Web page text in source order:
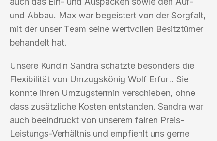
und Abbau. Max war begeistert von der Sorgfalt,
mit der unser Team seine wertvollen Besitztümer
behandelt hat.
Unsere Kundin Sandra schätzte besonders die
Flexibilität von Umzugskönig Wolf Erfurt. Sie
konnte ihren Umzugstermin verschieben, ohne
dass zusätzliche Kosten entstanden. Sandra war
auch beeindruckt von unserem fairen Preis-
Leistungs-Verhältnis und empfiehlt uns gerne